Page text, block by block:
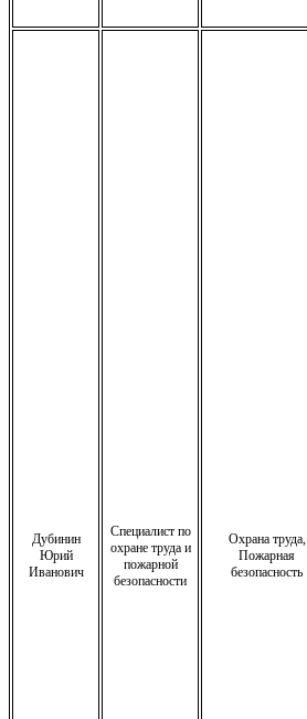
Дубинин
Юрий
Иванович
Специалист по
охране труда и
пожарной
безопасности
Охрана труда,
Пожарная
безопасность